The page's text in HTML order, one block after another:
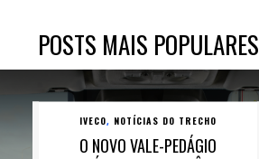
POSTS MAIS POPULARES
IVECO, NOTÍCIAS DO TRECHO
O NOVO VALE-PEDÁGIO